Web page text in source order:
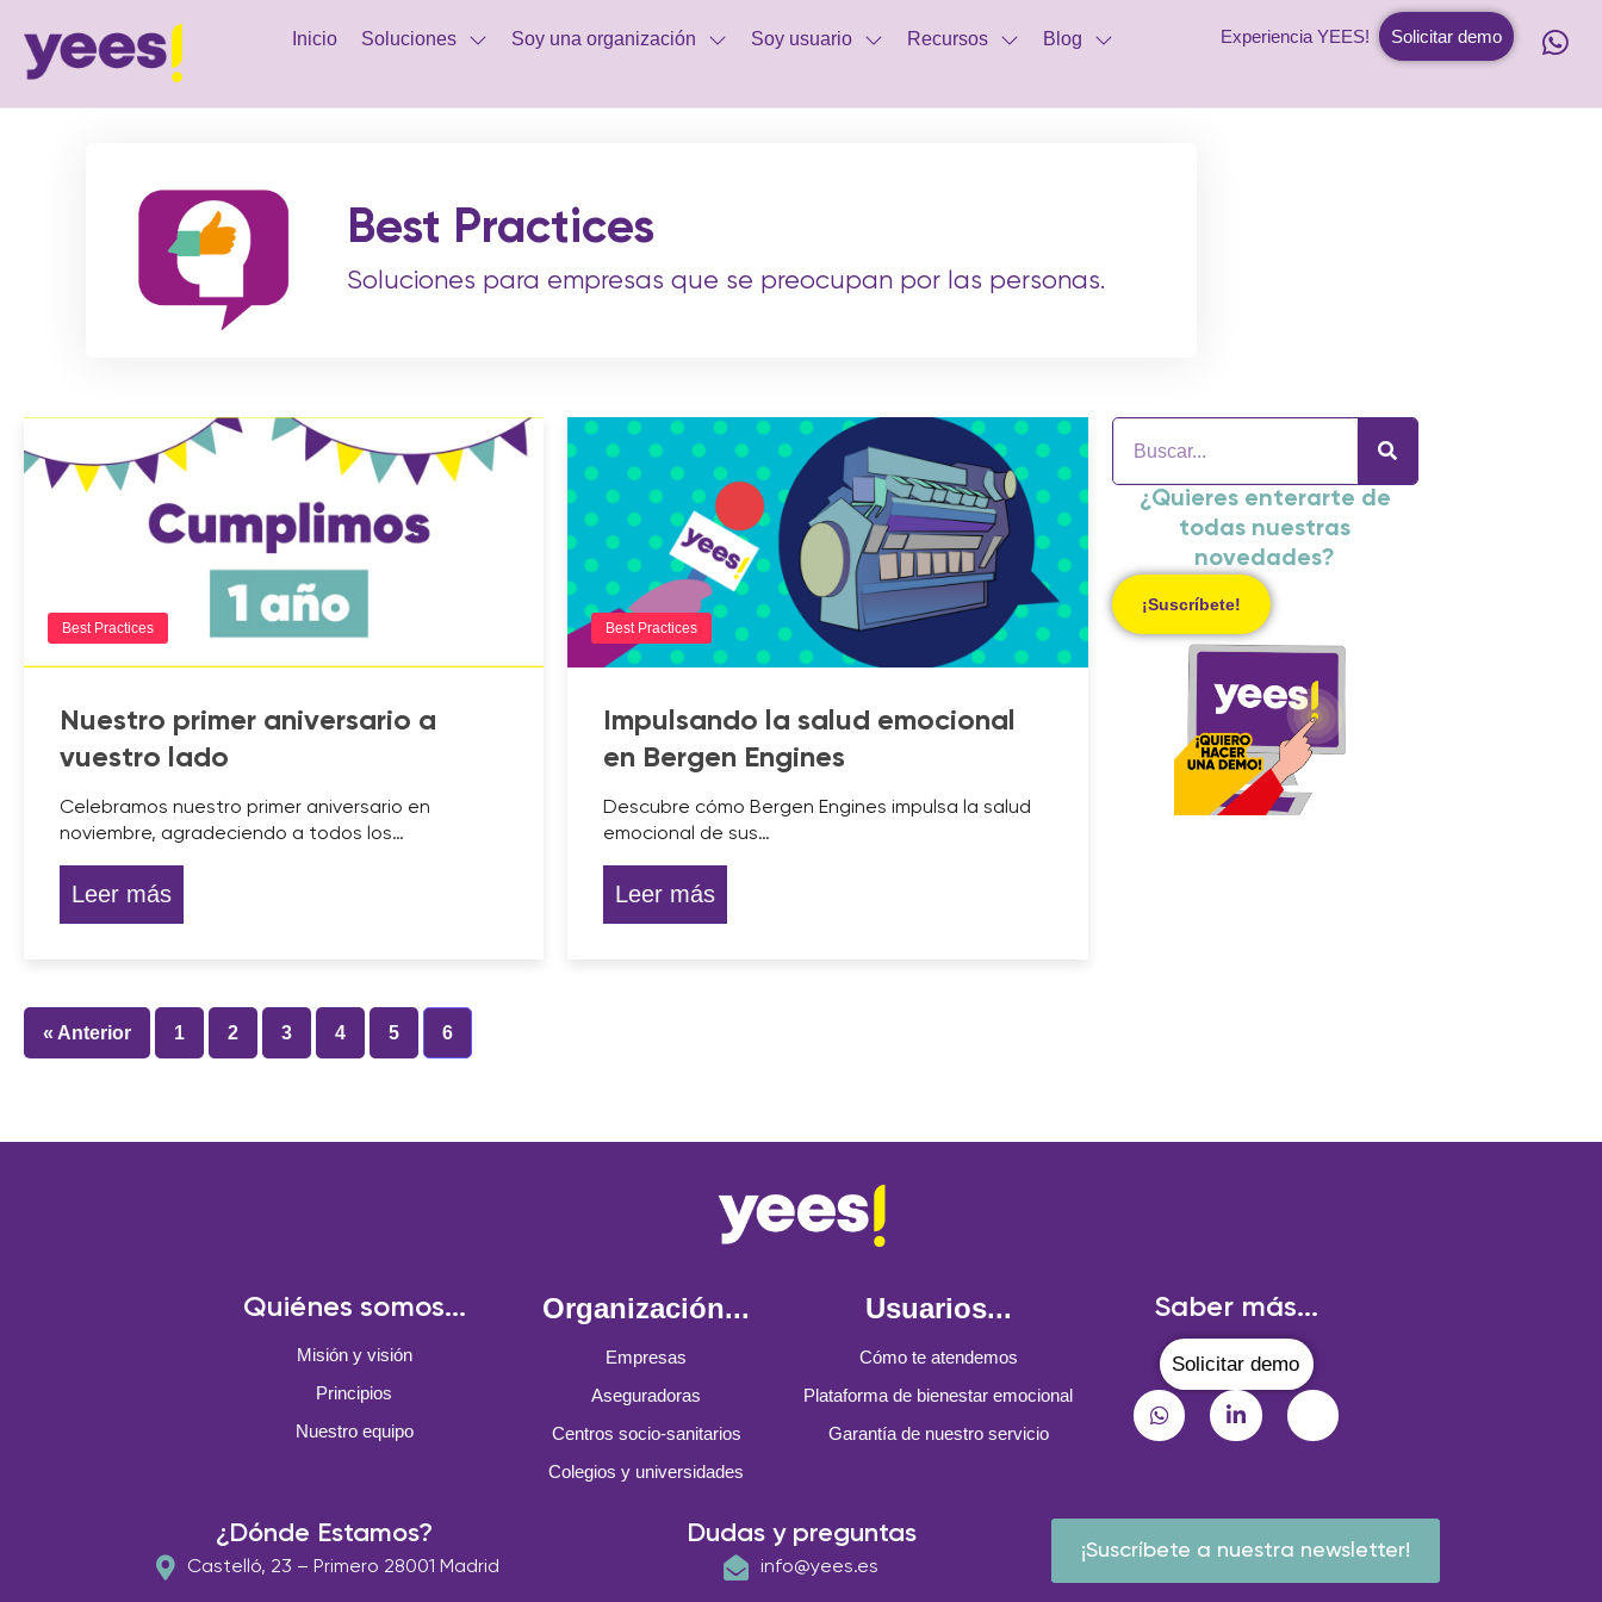
Inicio Soluciones Soy una organización Soy usuario Recursos Blog Experiencia YEES! Solicitar demo
Best Practices
Soluciones para empresas que se preocupan por las personas.
Best Practices
Nuestro primer aniversario a
vuestro lado
Celebramos nuestro primer aniversario en
noviembre, agradeciendo a todos los…
Leer más
Best Practices
Impulsando la salud emocional
en Bergen Engines
Descubre cómo Bergen Engines impulsa la salud
emocional de sus…
Leer más
« Anterior 1 2 3 4 5 6
¿Quieres enterarte de
todas nuestras
novedades?
¡Suscríbete!
Quiénes somos...
Misión y visión
Principios
Nuestro equipo
Organización...
Empresas
Aseguradoras
Centros socio-sanitarios
Colegios y universidades
Usuarios...
Cómo te atendemos
Plataforma de bienestar emocional
Garantía de nuestro servicio
Saber más...
Solicitar demo
¿Dónde Estamos?
Castelló, 23 – Primero 28001 Madrid
Dudas y preguntas
info@yees.es
¡Suscríbete a nuestra newsletter!